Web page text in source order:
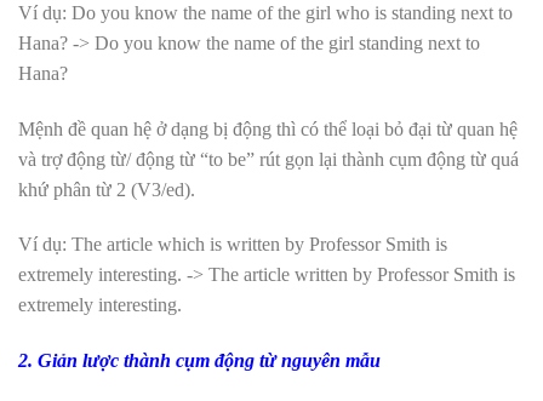
Ví dụ: Do you know the name of the girl who is standing next to
Hana? -> Do you know the name of the girl standing next to
Hana?
Mệnh đề quan hệ ở dạng bị động thì có thể loại bỏ đại từ quan hệ
và trợ động từ/ động từ “to be” rút gọn lại thành cụm động từ quá
khứ phân từ 2 (V3/ed).
Ví dụ: The article which is written by Professor Smith is
extremely interesting. -> The article written by Professor Smith is
extremely interesting.
2. Giản lược thành cụm động từ nguyên mẫu